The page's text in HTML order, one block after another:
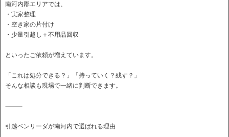
南河内郡エリアでは、
・実家整理
・空き家の片付け
・少量引越し＋不用品回収
といったご依頼が増えています。
「これは処分できる？」「持っていく？残す？」
そんな相談も現場で一緒に判断できます。
⸻
引越ベンリーダが南河内で選ばれる理由